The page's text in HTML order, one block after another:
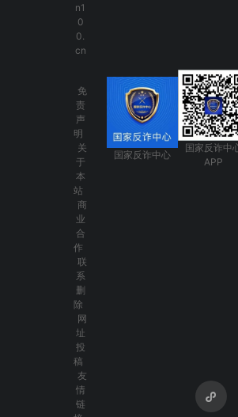
n1
0
0.
cn
免
责
声
明
关
于
本
站
商
业
合
作
联
系
删
除
网
址
投
稿
友
情
链
国家反诈中心
国家反诈中
APP